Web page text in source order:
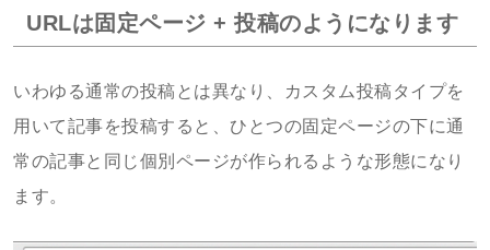
URLは固定ページ + 投稿のようになります
いわゆる通常の投稿とは異なり、カスタム投稿タイプを
用いて記事を投稿すると、ひとつの固定ページの下に通
常の記事と同じ個別ページが作られるような形態になり
ます。